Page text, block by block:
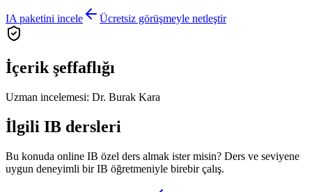
IA paketini incele Ücretsiz görüşmeyle netleştir
İçerik şeffaflığı
Uzman incelemesi: Dr. Burak Kara
İlgili IB dersleri
Bu konuda online IB özel ders almak ister misin? Ders ve seviyene
uygun deneyimli bir IB öğretmeniyle birebir çalış.